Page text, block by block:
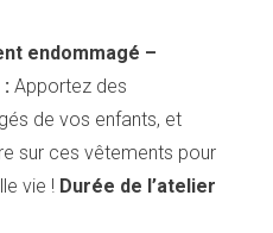
endommagé –
:Apportez des
de vos enfants, et
sur ces vêtements pour
vie ! Durée de l’atelier